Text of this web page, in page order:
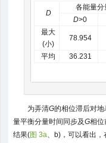
D
各能量分
D>0
最大
(小)
78.954
平均 36.231
为弄清G的相位滞后对
量平衡分量时间同步及G相位
结果(图 3a、b)，可以看出